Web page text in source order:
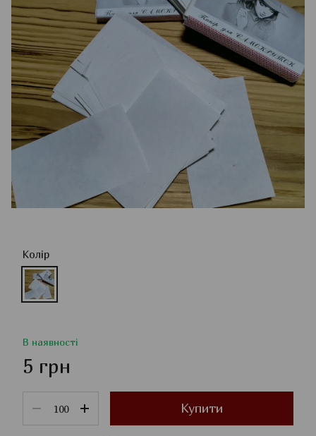
Колір
В наявності
5 грн
Купити